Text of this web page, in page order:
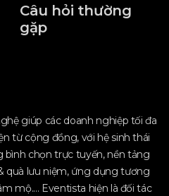
Câu hỏi thường
gặp
giúp các doanh nghiệp tối đa
từ cộng đồng, với hệ sinh thái
bình chọn trực tuyến, nền tảng
quà lưu niệm, ứng dụng tương
mộ.... Eventista hiện là đối tác